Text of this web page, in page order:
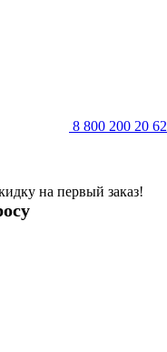
8 800 200 20 62
на первый заказ!